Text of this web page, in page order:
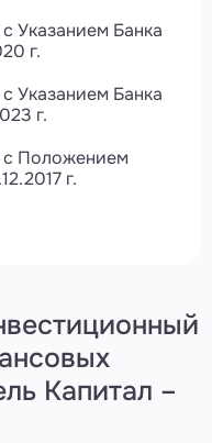
Указанием Банка
г.
Указанием Банка
г.
с Положением
г.
Капитал –